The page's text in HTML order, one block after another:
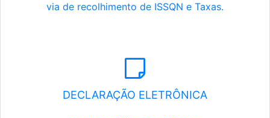
via de recolhimento de ISSQN e Taxas.
DECLARAÇÃO ELETRÔNICA